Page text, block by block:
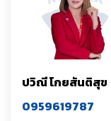
ปวิณี โกยสันติสุข
0959619787